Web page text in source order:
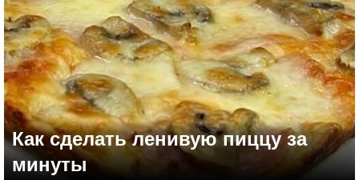
Как сделать ленивую пиццу за
минуты